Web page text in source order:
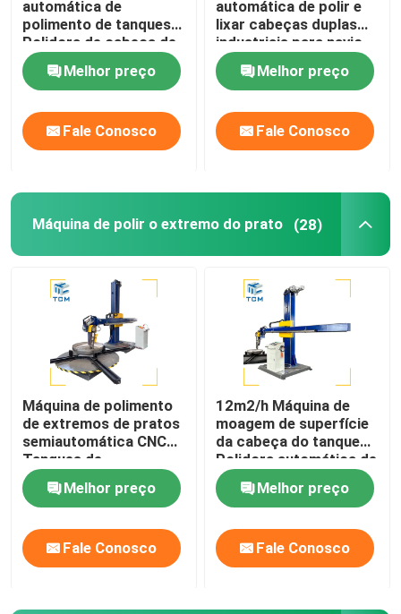
Máquina de polir de solda
Materiais de consumo de lustro
automática de
polimento de tanques
Polidora de cabeça de
aço inoxidável Polidora
de tanques Polidora de
conchas
Melhor preço
Fale Conosco
automática de polir e
lixar cabeças duplas
industriais para navio-
tanque
Melhor preço
Fale Conosco
Máquina de polir o extremo do prato (28)
Máquina de polimento
de extremos de pratos
semiautomática CNC
Tanques de
armazenamento
Equipamento de
polimento de metais
Melhor preço
Fale Conosco
12m2/h Máquina de
moagem de superfície
da cabeça do tanque
Polidora automática de
aço inoxidável
Melhor preço
Fale Conosco